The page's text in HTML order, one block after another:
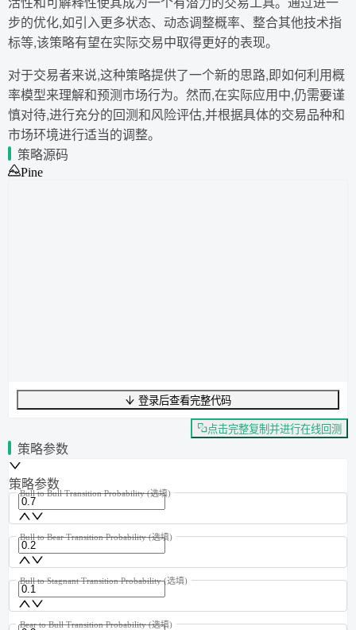
步的优化,如引入更多状态、动态调整概率、整合其他技术指
标等,该策略有望在实际交易中取得更好的表现。
对于交易者来说,这种策略提供了一个新的思路,即如何利用概
率模型来理解和预测市场行为。然而,在实际应用中,仍需要谨
慎对待,进行充分的回测和风险评估,并根据具体的交易品种和
市场环境进行适当的调整。
策略源码
Pine
UTF-8620 字节79 字数0 行行 1,列 0
登录后查看完整代码
点击完整复制并进行在线回测
策略参数
策略参数
Bull to Bull Transition Probability (选填)
Bull to Bear Transition Probability (选填)
Bull to Stagnant Transition Probability (选填)
Bear to Bull Transition Probability (选填)